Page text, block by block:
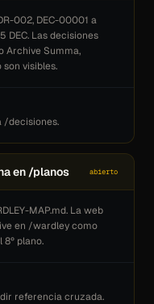
002, DEC-00001 a
DEC. Las decisiones
Archive Summa,
visibles.
/decisiones.
en /planos abierto
MAP.md. La web
en /wardley como
plano.
referencia cruzada.